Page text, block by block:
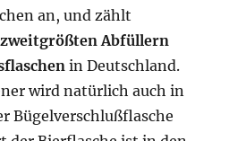
an, und zählt
zweitgrößten Abfüllern
in Deutschland.
wird natürlich auch in
Bügelverschlußflasche